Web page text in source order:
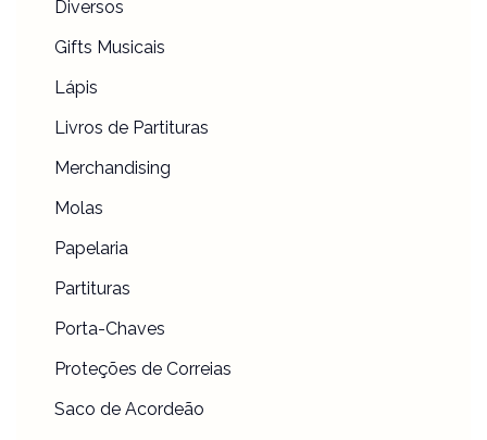
Diversos
Gifts Musicais
Lápis
Livros de Partituras
Merchandising
Molas
Papelaria
Partituras
Porta-Chaves
Proteções de Correias
Saco de Acordeão